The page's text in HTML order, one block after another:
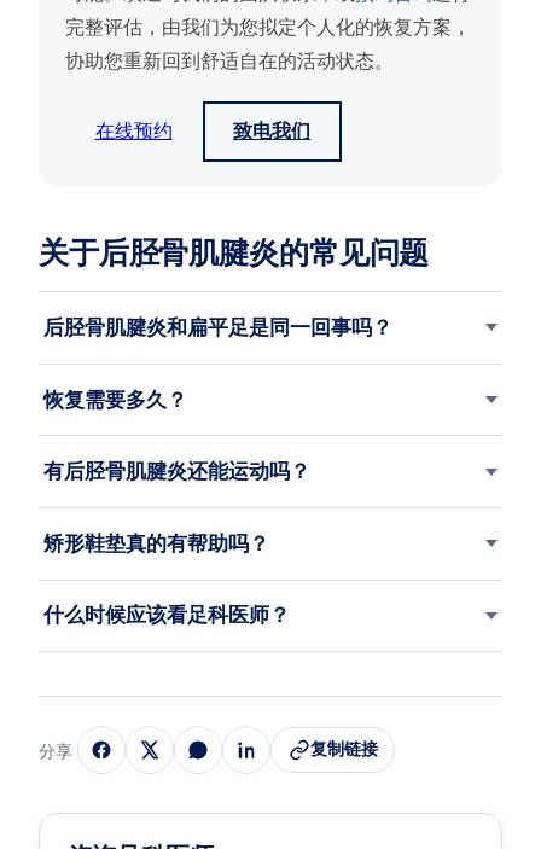
完整评估，由我们为您拟定个人化的恢复方案，
协助您重新回到舒适自在的活动状态。
在线预约 致电我们
关于后胫骨肌腱炎的常见问题
后胫骨肌腱炎和扁平足是同一回事吗？
恢复需要多久？
有后胫骨肌腱炎还能运动吗？
矫形鞋垫真的有帮助吗？
什么时候应该看足科医师？
分享 复制链接